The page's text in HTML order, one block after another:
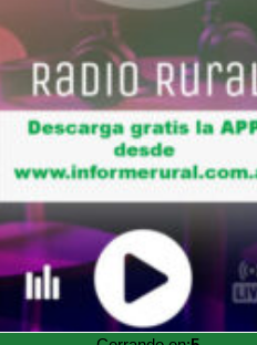
viernes, julio 31, 2026